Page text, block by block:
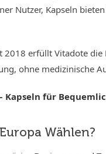
Nutzer, Kapseln
erfüllt Vitadote die
ohne medizinische
Kapseln für
Wählen?